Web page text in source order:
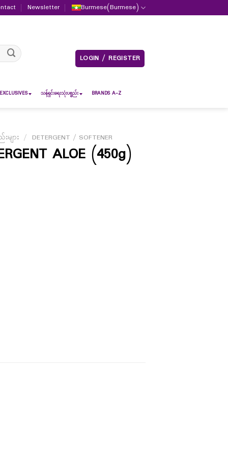
Newsletter Burmese(Burmese)
LOGIN / REGISTER
သန့်ရှင်းရေးသုံးပစ္စည်း BRANDS A-Z
ျား / DETERGENT / SOFTENER
ALOE (450g)